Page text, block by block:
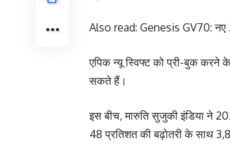
Also read: Genesis GV70: नए
एपिक न्यू स्विफ्ट को प्री-बुक करने
सकते हैं।
इस बीच, मारुति सुजुकी इंडिया ने
48 प्रतिशत की बढ़ोतरी के साथ